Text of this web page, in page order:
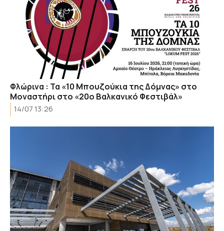
Φλώρινα : Τα «10 Μπουζούκια της Δόμνας» στo
Μοναστήρι στο «20ο Βαλκανικό Φεστιβάλ»
14/07 13:26